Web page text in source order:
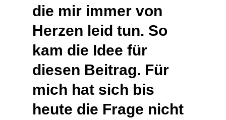
die mir immer von
Herzen leid tun. So
kam die Idee für
diesen Beitrag. Für
mich hat sich bis
heute die Frage nicht